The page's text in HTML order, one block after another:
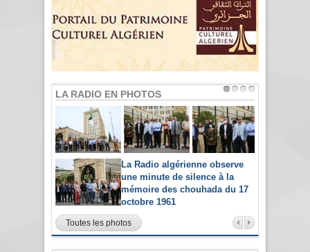
LA RADIO EN PHOTOS
La Radio algérienne observe
une minute de silence à la
mémoire des chouhada du 17
octobre 1961
Toutes les photos